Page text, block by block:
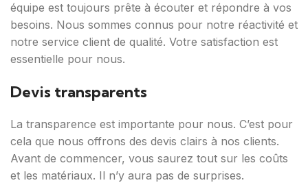
équipe est toujours prête à écouter et répondre à vos
besoins. Nous sommes connus pour notre réactivité et
notre service client de qualité. Votre satisfaction est
essentielle pour nous.
Devis transparents
La transparence est importante pour nous. C’est pour
cela que nous offrons des devis clairs à nos clients.
Avant de commencer, vous saurez tout sur les coûts
et les matériaux. Il n’y aura pas de surprises.